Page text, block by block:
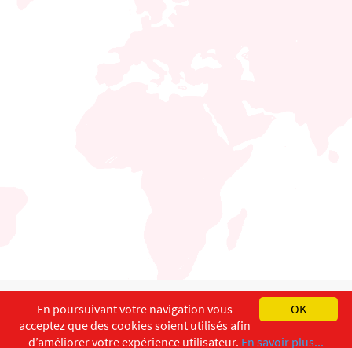
English Français
Copyright ©ISEC-AdW Impressum
OK
En poursuivant votre navigation vous
acceptez que des cookies soient utilisés afin
d’améliorer votre expérience utilisateur. En savoir plus...